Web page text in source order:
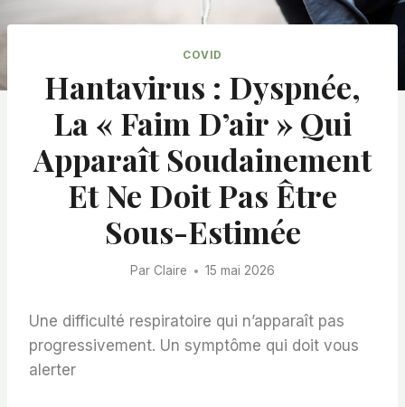
COVID
Hantavirus : Dyspnée,
La « Faim D’air » Qui
Apparaît Soudainement
Et Ne Doit Pas Être
Sous-Estimée
Par Claire 15 mai 2026
Une difficulté respiratoire qui n’apparaît pas
progressivement. Un symptôme qui doit vous
alerter